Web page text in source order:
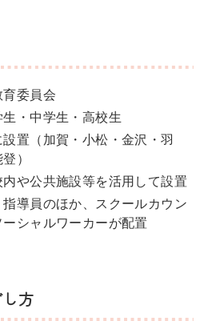
委員会
・中学生・高校生
置（加賀・小松・金沢・羽
）
や公共施設等を活用して設置
導員のほか、スクールカウン
シャルワーカーが配置
方